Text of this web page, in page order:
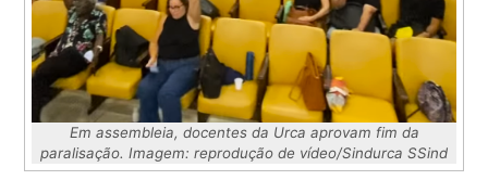
Em assembleia, docentes da Urca aprovam fim da
paralisação. Imagem: reprodução de vídeo/Sindurca SSind